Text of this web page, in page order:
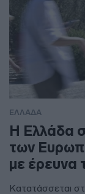
ΕΛΛΑΔΑ
Η Ελλάδα
των
με έρευνα
Κατατάσσεται